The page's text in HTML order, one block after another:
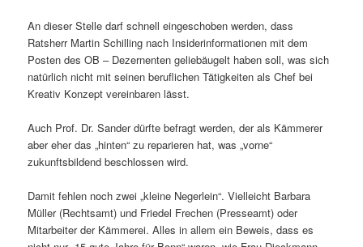
An dieser Stelle darf schnell eingeschoben werden, dass
Ratsherr Martin Schilling nach Insiderinformationen mit dem
Posten des OB – Dezernenten geliebäugelt haben soll, was sich
natürlich nicht mit seinen beruflichen Tätigkeiten als Chef bei
Kreativ Konzept vereinbaren lässt.
Auch Prof. Dr. Sander dürfte befragt werden, der als Kämmerer
aber eher das „hinten“ zu reparieren hat, was „vorne“
zukunftsbildend beschlossen wird.
Damit fehlen noch zwei „kleine Negerlein“. Vielleicht Barbara
Müller (Rechtsamt) und Friedel Frechen (Presseamt) oder
Mitarbeiter der Kämmerei. Alles in allem ein Beweis, dass es